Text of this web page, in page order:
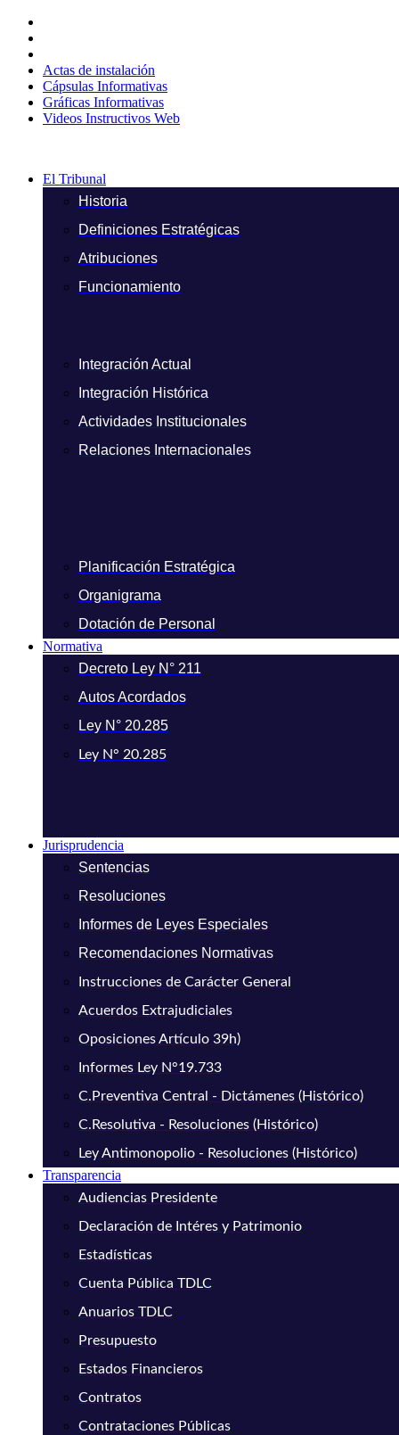
contenido
Actas de instalación
Cápsulas Informativas
Gráficas Informativas
Videos Instructivos Web
El Tribunal
Historia
Definiciones Estratégicas
Atribuciones
Funcionamiento
Integración Actual
Integración Histórica
Actividades Institucionales
Relaciones Internacionales
Planificación Estratégica
Organigrama
Dotación de Personal
Normativa
Decreto Ley N° 211
Autos Acordados
Ley N° 20.285
Ley N° 20.285
Jurisprudencia
Sentencias
Resoluciones
Informes de Leyes Especiales
Recomendaciones Normativas
Instrucciones de Carácter General
Acuerdos Extrajudiciales
Oposiciones Artículo 39h)
Informes Ley N°19.733
C.Preventiva Central - Dictámenes (Histórico)
C.Resolutiva - Resoluciones (Histórico)
Ley Antimonopolio - Resoluciones (Histórico)
Transparencia
Audiencias Presidente
Declaración de Intéres y Patrimonio
Estadísticas
Cuenta Pública TDLC
Anuarios TDLC
Presupuesto
Estados Financieros
Contratos
Contrataciones Públicas